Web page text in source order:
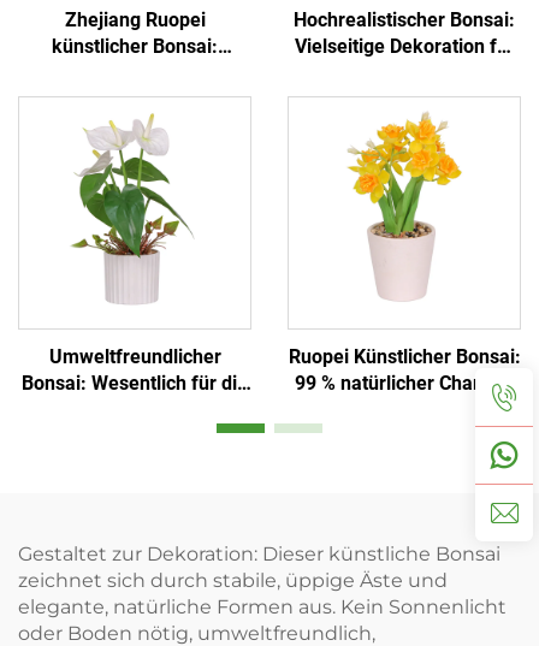
Zhejiang Ruopei
künstlicher Bonsai:
Landschaft
Hochrealistischer Bonsai:
Vielseitige Dekoration für
Umweltfreundlicher
Bonsai: Wesentlich für die
Ruopei Künstlicher Bonsai:
99 % natürlicher Charme-
Gestaltet zur Dekoration: Dieser künstliche Bonsai
zeichnet sich durch stabile, üppige Äste und
elegante, natürliche Formen aus. Kein Sonnenlicht
oder Boden nötig, umweltfreundlich,